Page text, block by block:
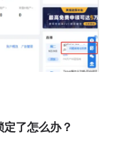
了怎么办？